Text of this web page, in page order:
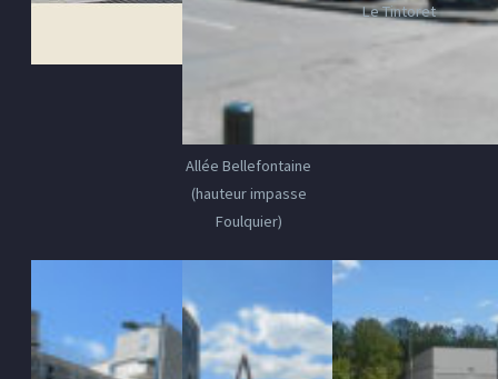
Allée Bellefontaine
(hauteur impasse
Foulquier)
Le Tintoret